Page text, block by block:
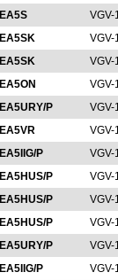
EA5S
VGV-
EA5SK
VGV-
EA5SK
VGV-
EA5ON
VGV-
EA5URY/P
VGV-
EA5VR
VGV-
EA5IIG/P
VGV-
EA5HUS/P
VGV-
EA5HUS/P
VGV-
EA5HUS/P
VGV-
EA5URY/P
VGV-
EA5IIG/P
VGV-